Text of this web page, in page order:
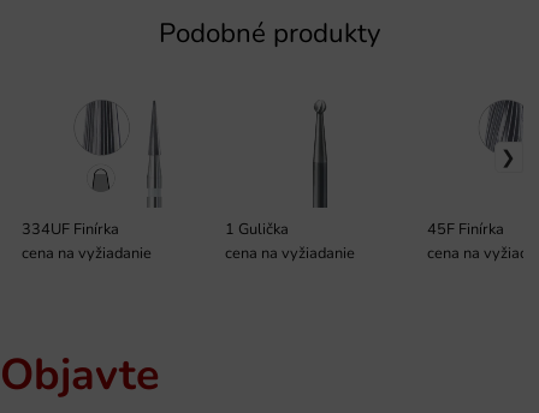
Podobné produkty
334UF Finírka
cena na vyžiadanie
1 Gulička
cena na vyžiadanie
45F Finírka
cena na
Objavte